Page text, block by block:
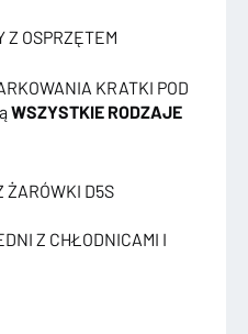
Z OSPRZĘTEM
KRATKI POD
WSZYSTKIE RODZAJE
ŻARÓWKI D5S
Z CHŁODNICAMI I